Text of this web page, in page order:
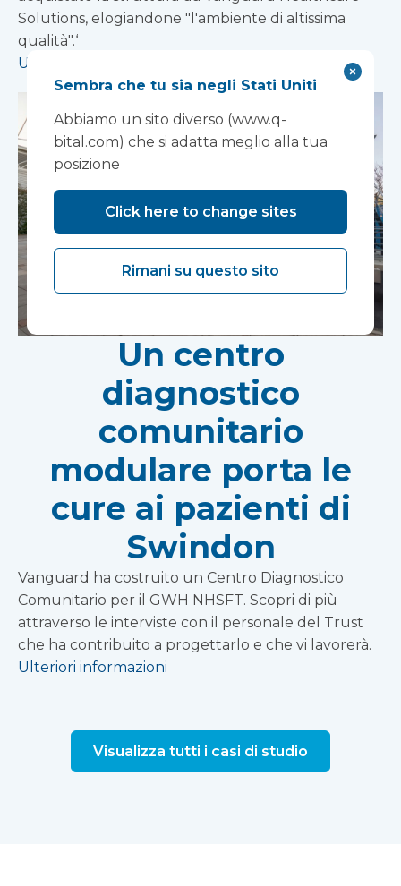
Solutions, elogiandone "l'ambiente di altissima
qualità".‘
Ulteriori informazioni
Un centro
diagnostico
comunitario
modulare porta le
cure ai pazienti di
Swindon
Vanguard ha costruito un Centro Diagnostico
Comunitario per il GWH NHSFT. Scopri di più
attraverso le interviste con il personale del Trust
che ha contribuito a progettarlo e che vi lavorerà.
Ulteriori informazioni
Visualizza tutti i casi di studio
Sembra che tu sia negli Stati Uniti
Abbiamo un sito diverso (www.q-
bital.com) che si adatta meglio alla tua
posizione
Click here to change sites
Rimani su questo sito